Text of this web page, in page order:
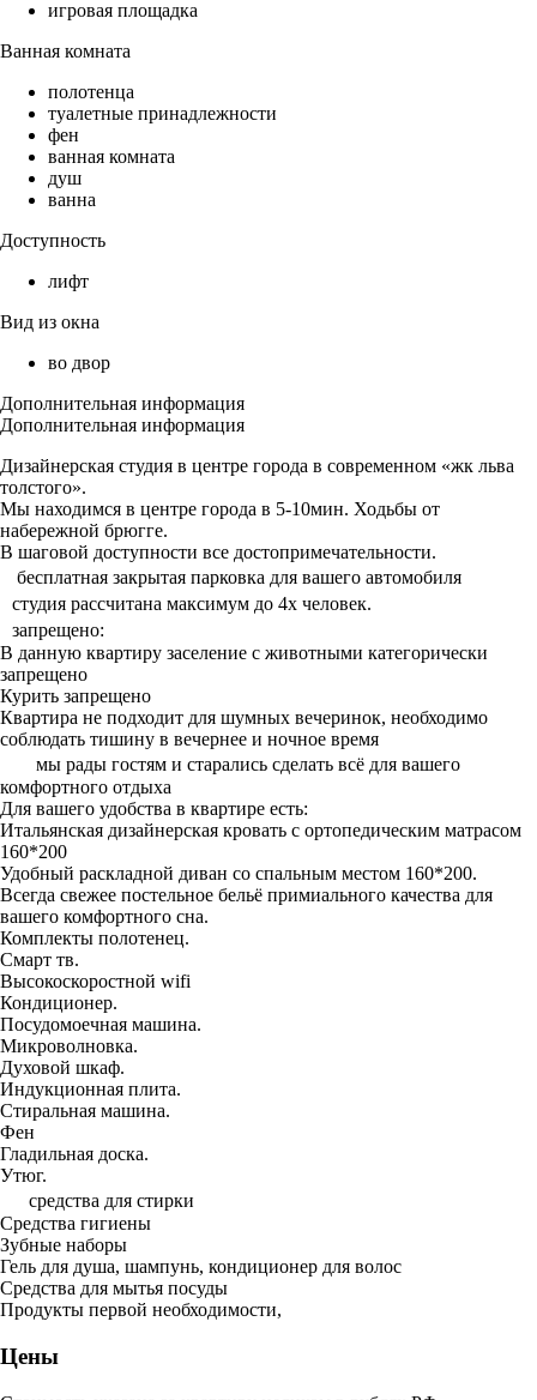
игровая площадка
Ванная комната
полотенца
туалетные принадлежности
фен
ванная комната
душ
ванна
Доступность
лифт
Вид из окна
во двор
Дополнительная информация
Дополнительная информация
Дизайнерская студия в центре города в современном «жк льва
толстого».
Мы находимся в центре города в 5-10мин. Ходьбы от
набережной брюгге.
В шаговой доступности все достопримечательности.
бесплатная закрытая парковка для вашего автомобиля
студия рассчитана максимум до 4х человек.
запрещено:
В данную квартиру заселение с животными категорически
запрещено
Курить запрещено
Квартира не подходит для шумных вечеринок, необходимо
соблюдать тишину в вечернее и ночное время
мы рады гостям и старались сделать всё для вашего
комфортного отдыха
Для вашего удобства в квартире есть:
Итальянская дизайнерская кровать с ортопедическим матрасом
160*200
Удобный раскладной диван со спальным местом 160*200.
Всегда свежее постельное бельё примиального качества для
вашего комфортного сна.
Комплекты полотенец.
Смарт тв.
Высокоскоростной wifi
Кондиционер.
Посудомоечная машина.
Микроволновка.
Духовой шкаф.
Индукционная плита.
Стиральная машина.
Фен
Гладильная доска.
Утюг.
средства для стирки
Средства гигиены
Зубные наборы
Гель для душа, шампунь, кондиционер для волос
Средства для мытья посуды
Продукты первой необходимости,
Цены